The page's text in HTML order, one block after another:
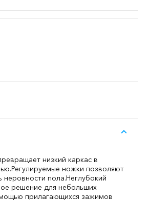
низкий каркас в
Регулируемые ножки позволяют
неровности пола.Неглубокий
решение для небольших
прилагающихся зажимов